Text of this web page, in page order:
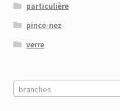
particulière
pince-nez
verre
branches